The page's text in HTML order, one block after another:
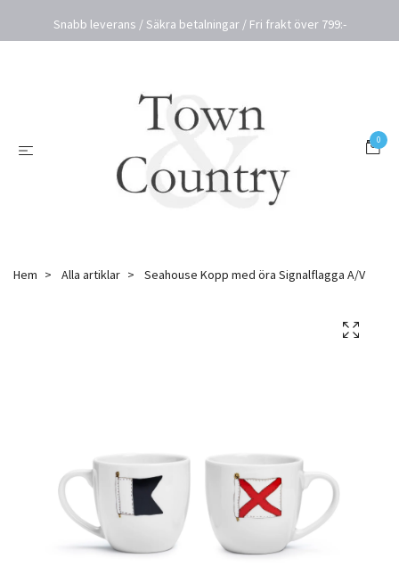
Snabb leverans / Säkra betalningar / Fri frakt över 799:-
0
Hem Alla artiklar Seahouse Kopp med öra Signalflagga A/V